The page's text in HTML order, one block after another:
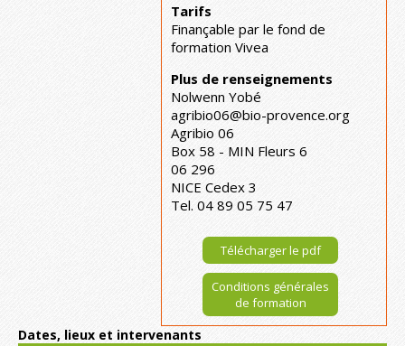
Tarifs
Finançable par le fond de
formation Vivea
Plus de renseignements
Nolwenn Yobé
agribio06@bio-provence.org
Agribio 06
Box 58 - MIN Fleurs 6
06 296
NICE Cedex 3
Tel. 04 89 05 75 47
Télécharger le pdf
Conditions générales
de formation
Dates, lieux et intervenants